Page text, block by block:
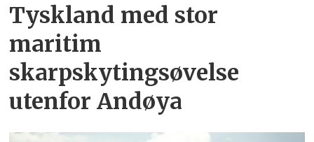
Tyskland med stor
maritim
skarpskytingsøvelse
utenfor Andøya